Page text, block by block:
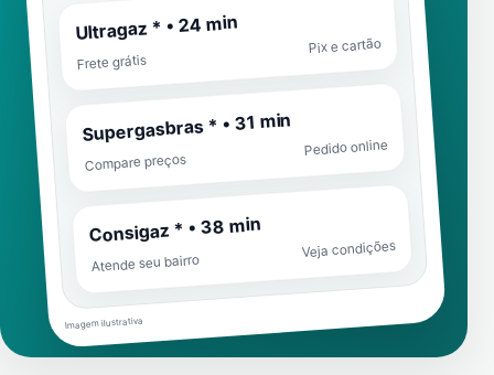
Ultragaz * • 24 min
Frete grátis
Pix e cartão
Supergasbras * • 31 min
Compare preços
Pedido online
Consigaz * • 38 min
Atende seu bairro
Veja condições
Imagem ilustrativa